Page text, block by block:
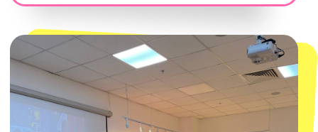
+7 (932) 602-41-15
СЕКРЕТНЫЕ ПРОМОКОДЫ, ПРИГЛАШЕНИЯ
НА МЕРОПРИЯТИЯ И АНОНСЫ НОВИНОК
РАНЬШЕ ВСЕХ